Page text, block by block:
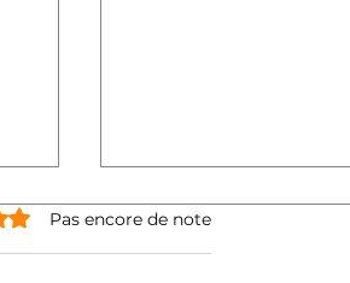
sur 5.
Pas encore de note